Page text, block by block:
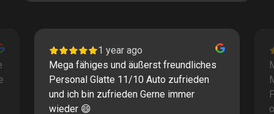
1 year ago
Mega fähiges und äußerst freundliches
Personal Glatte 11/10 Auto zufrieden
und ich bin zufrieden Gerne immer
wieder 😄